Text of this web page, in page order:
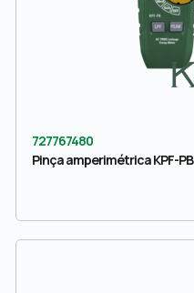
727767480
Pinça amperimétrica KPF-PB